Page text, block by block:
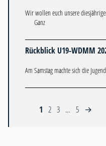
Wir wollen euch unsere
Ganz
Rückblick U19-WDMM
Am Samstag machte sich die
1 2 3 … 5 →